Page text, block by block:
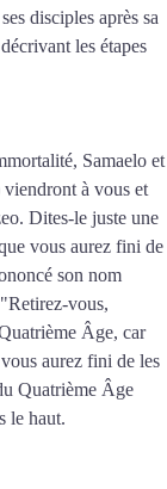
disciples après sa
les étapes
Samaelo et
à vous et
Dites-le juste une
vous aurez fini de
son nom
vous,
Âge, car
aurez fini de les
Quatrième Âge
le haut.